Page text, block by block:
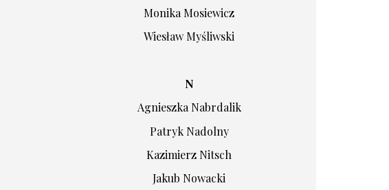
Monika Mosiewicz
Wiesław Myśliwski
N
Agnieszka Nabrdalik
Patryk Nadolny
Kazimierz Nitsch
Jakub Nowacki